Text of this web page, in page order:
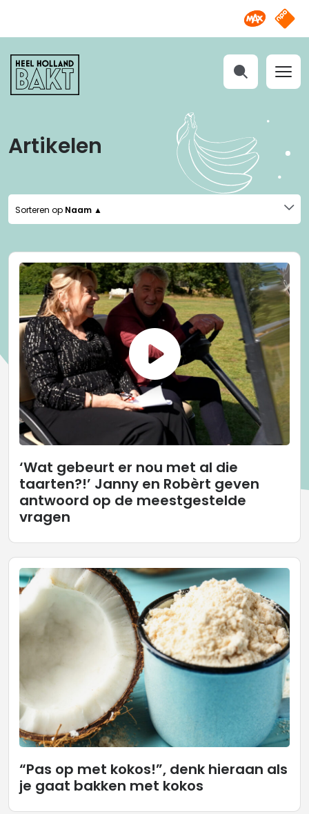
Omroep
NPO
Heel
Holland
Bakt
Artikelen
Sorteren op Naam ▲
‘Wat gebeurt er nou met al die
taarten?!’ Janny en Robèrt geven
antwoord op de meestgestelde
vragen
“Pas op met kokos!”, denk hieraan als
je gaat bakken met kokos